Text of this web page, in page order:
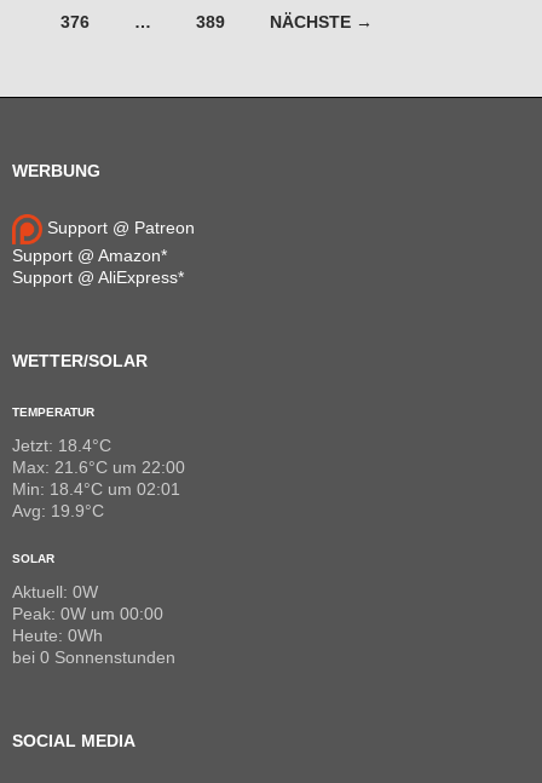
376 … 389 NÄCHSTE →
WERBUNG
Support @ Patreon
Support @ Amazon*
Support @ AliExpress*
WETTER/SOLAR
TEMPERATUR
Jetzt: 18.4°C
Max: 21.6°C um 22:00
Min: 18.4°C um 02:01
Avg: 19.9°C
SOLAR
Aktuell: 0W
Peak: 0W um 00:00
Heute: 0Wh
bei 0 Sonnenstunden
SOCIAL MEDIA